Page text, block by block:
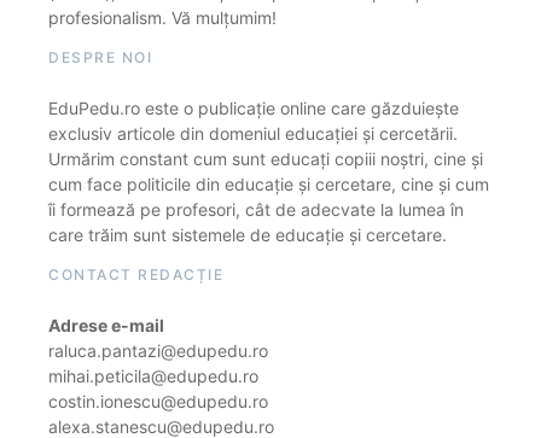
profesionalism. Vă mulțumim!
DESPRE NOI
EduPedu.ro este o publicație online care găzduiește
exclusiv articole din domeniul educației și cercetării.
Urmărim constant cum sunt educați copiii noștri, cine și
cum face politicile din educație și cercetare, cine și cum
îi formează pe profesori, cât de adecvate la lumea în
care trăim sunt sistemele de educație și cercetare.
CONTACT REDACȚIE
Adrese e-mail
raluca.pantazi@edupedu.ro
mihai.peticila@edupedu.ro
costin.ionescu@edupedu.ro
alexa.stanescu@edupedu.ro